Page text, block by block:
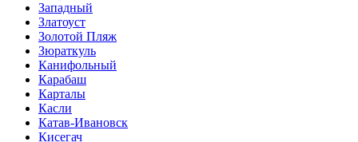
Западный
Златоуст
Золотой Пляж
Зюраткуль
Канифольный
Карабаш
Карталы
Касли
Катав-Ивановск
Кисегач